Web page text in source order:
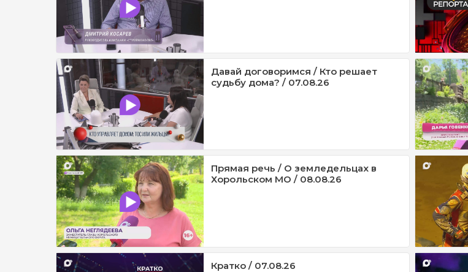
Давай договоримся / Кто решает
судьбу дома? / 07.08.26
Прямая речь / О земледельцах в
Хорольском МО / 08.08.26
Кратко / 07.08.26